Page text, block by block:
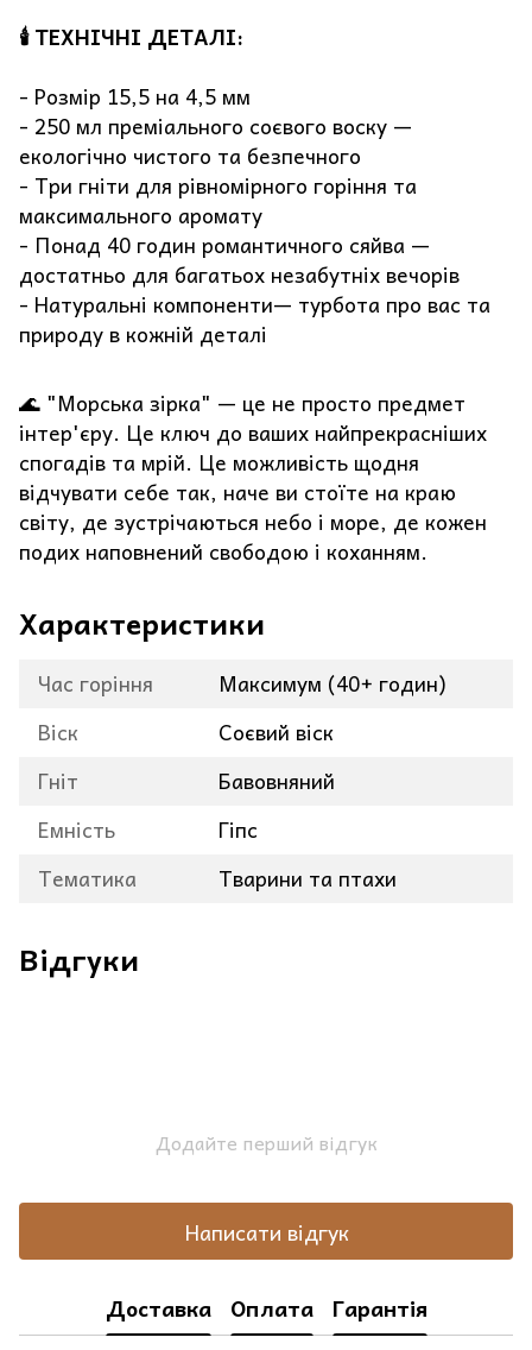
🕯️ ТЕХНІЧНІ ДЕТАЛІ:
- Розмір 15,5 на 4,5 мм
- 250 мл преміального соєвого воску —
екологічно чистого та безпечного
- Три гніти для рівномірного горіння та
максимального аромату
- Понад 40 годин романтичного сяйва —
достатньо для багатьох незабутніх вечорів
- Натуральні компоненти— турбота про вас та
природу в кожній деталі
🌊 "Морська зірка" — це не просто предмет
інтер'єру. Це ключ до ваших найпрекрасніших
спогадів та мрій. Це можливість щодня
відчувати себе так, наче ви стоїте на краю
світу, де зустрічаються небо і море, де кожен
подих наповнений свободою і коханням.
Характеристики
Час горіння
Максимум (40+ годин)
Віск
Соєвий віск
Гніт
Бавовняний
Емність
Гіпс
Тематика
Тварини та птахи
Відгуки
Додайте перший відгук
Написати відгук
Доставка Оплата Гарантія